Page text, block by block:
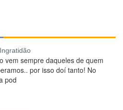
vem sempre daqueles de quem
por isso doí tanto! No
pod